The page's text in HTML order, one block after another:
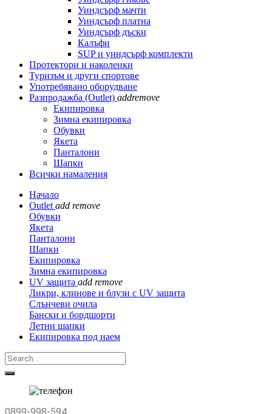
Уиндсърф мачти
Уиндсърф платна
Уиндсърф дъски
Калъфи
SUP и уиндсърф комплекти
Протектори и наколенки
Туризъм и други спортове
Употребявано оборудване
Разпродажба (Outlet) addremove
Екипировка
Зимна екипировка
Обувки
Якета
Панталони
Шапки
Всички намаления
Начало
Outlet add remove
Обувки
Якета
Панталони
Шапки
Екипировка
Зимна екипировка
UV защита add remove
Ликри, клинове и блузи с UV защита
Слънчеви очила
Бански и бордшорти
Летни шапки
Екипировка под наем